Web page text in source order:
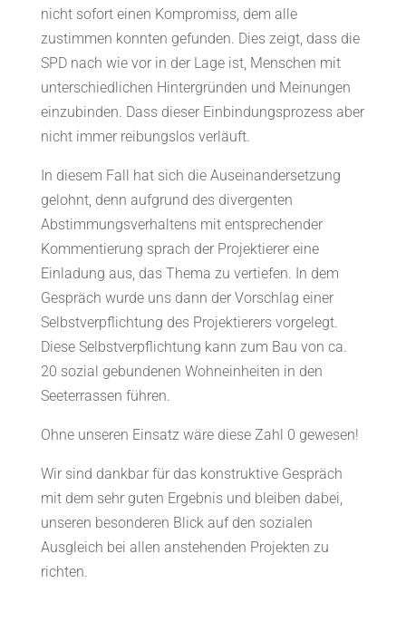
nicht sofort einen Kompromiss, dem alle
zustimmen konnten gefunden. Dies zeigt, dass die
SPD nach wie vor in der Lage ist, Menschen mit
unterschiedlichen Hintergründen und Meinungen
einzubinden. Dass dieser Einbindungsprozess aber
nicht immer reibungslos verläuft.
In diesem Fall hat sich die Auseinandersetzung
gelohnt, denn aufgrund des divergenten
Abstimmungsverhaltens mit entsprechender
Kommentierung sprach der Projektierer eine
Einladung aus, das Thema zu vertiefen. In dem
Gespräch wurde uns dann der Vorschlag einer
Selbstverpflichtung des Projektierers vorgelegt.
Diese Selbstverpflichtung kann zum Bau von ca.
20 sozial gebundenen Wohneinheiten in den
Seeterrassen führen.
Ohne unseren Einsatz wäre diese Zahl 0 gewesen!
Wir sind dankbar für das konstruktive Gespräch
mit dem sehr guten Ergebnis und bleiben dabei,
unseren besonderen Blick auf den sozialen
Ausgleich bei allen anstehenden Projekten zu
richten.